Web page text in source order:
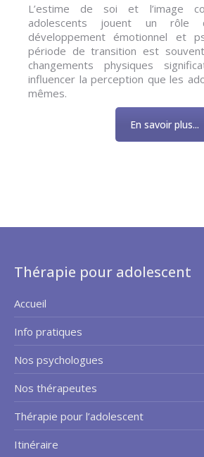
L’estime de soi et l’image
adolescents jouent un rôle
développement émotionnel et
période de transition est
changements physiques
influencer la perception que les
mêmes.
En savoir plus...
Thérapie pour adolescent
Accueil
Info pratiques
Nos psychologues
Nos thérapeutes
Thérapie pour l’adolescent
Itinéraire